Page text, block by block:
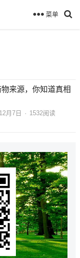
菜单
来源，你知道真相
月7日 · 1532阅读